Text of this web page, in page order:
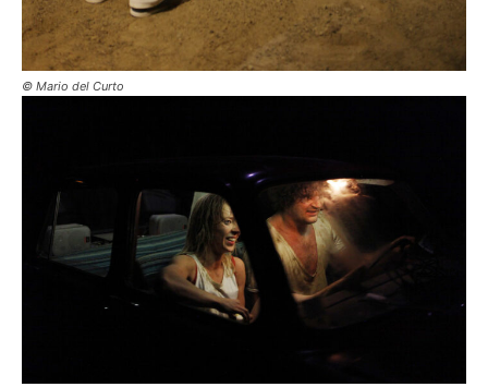
© Mario del Curto